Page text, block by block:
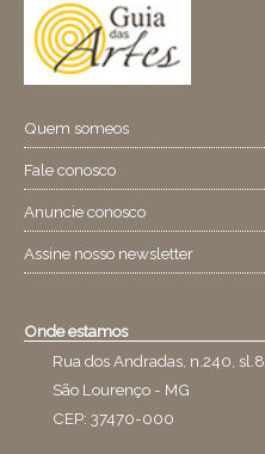
Quem someos
Fale conosco
Anuncie conosco
Assine nosso newsletter
Onde estamos
Rua dos Andradas, n.240, sl.8
São Lourenço - MG
CEP: 37470-000